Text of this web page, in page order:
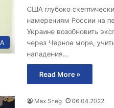
США глубоко
намерениям России на
Украине возобновить
через Черное море,
нападения…
Read More »
Max Sneg 06.04.2022